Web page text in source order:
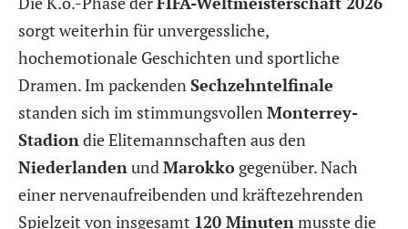
sorgt weiterhin für unvergessliche,
hochemotionale Geschichten und sportliche
Dramen. Im packenden Sechzehntelfinale
standen sich im stimmungsvollen Monterrey-
Stadion die Elitemannschaften aus den
Niederlanden und Marokko gegenüber. Nach
einer nervenaufreibenden und kräftezehrenden
Spielzeit von insgesamt 120 Minuten musste die